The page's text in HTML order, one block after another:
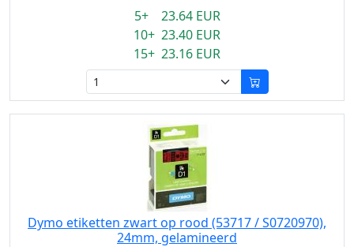
5+ 23.64 EUR
10+ 23.40 EUR
15+ 23.16 EUR
Dymo etiketten zwart op rood (53717 / S0720970),
24mm, gelamineerd